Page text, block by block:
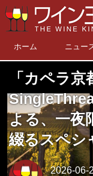
ホーム ニュー
「カペラ
よる、一夜
綴るスペシ
2026-06-